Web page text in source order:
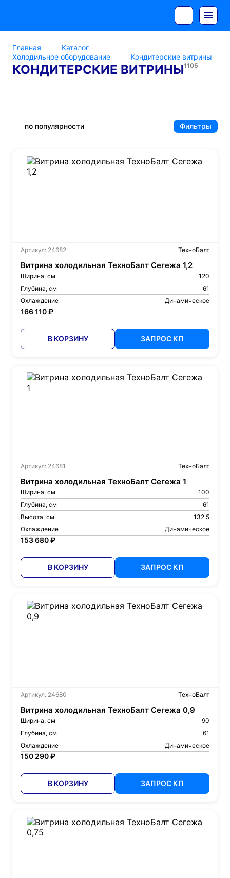
Главная
Каталог
Холодильное оборудование
Кондитерские витрины
КОНДИТЕРСКИЕ ВИТРИНЫ1105
по популярности Фильтры
Артикул: 24682 ТехноБалт
Витрина холодильная ТехноБалт Сегежа 1,2
Ширина, см
120
Глубина, см
61
Охлаждение
Динамическое
166 110 ₽
В КОРЗИНУ ЗАПРОС КП
Артикул: 24681 ТехноБалт
Витрина холодильная ТехноБалт Сегежа 1
Ширина, см
100
Глубина, см
61
Высота, см
132.5
Охлаждение
Динамическое
153 680 ₽
В КОРЗИНУ ЗАПРОС КП
Артикул: 24680 ТехноБалт
Витрина холодильная ТехноБалт Сегежа 0,9
Ширина, см
90
Глубина, см
61
Охлаждение
Динамическое
150 290 ₽
В КОРЗИНУ ЗАПРОС КП